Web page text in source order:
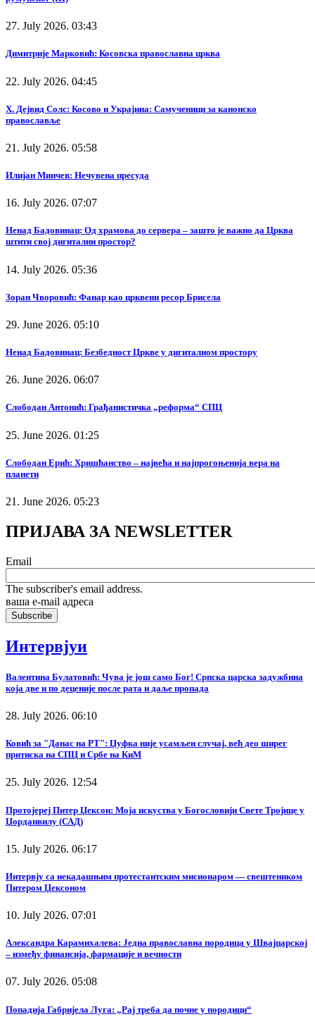
27. July 2026. 03:43
Димитрије Марковић: Косовска православна црква
22. July 2026. 04:45
Х. Дејвид Солс: Косово и Украјина: Самученици за канонско
православље
21. July 2026. 05:58
Илијан Минчев: Нечувена пресуда
16. July 2026. 07:07
Ненад Бадовинац: Од храмова до сервера – зашто је важно да Црква
штити свој дигитални простор?
14. July 2026. 05:36
Зоран Чворовић: Фанар као црквени ресор Брисела
29. June 2026. 05:10
Ненад Бадовинац: Безбедност Цркве у дигиталном простору
26. June 2026. 06:07
Слободан Антонић: Грађанистичка „реформа“ СПЦ
25. June 2026. 01:25
Слободан Ерић: Хришћанство – највећа и најпрогоњенија вера на
планети
21. June 2026. 05:23
ПРИЈАВА ЗА NEWSLETTER
Email
The subscriber's email address.
ваша е-mail адреса
Интервјуи
Валентина Булатовић: Чува је још само Бог! Српска царска задужбина
која две и по деценије после рата и даље пропада
28. July 2026. 06:10
Ковић за "Данас на РТ": Џуфка није усамљен случај, већ део ширег
притиска на СПЦ и Србе на КиМ
25. July 2026. 12:54
Протојереј Питер Џексон: Моја искуства у Богословији Свете Тројице у
Џорданвилу (САД)
15. July 2026. 06:17
Интервју са некадашњим протестантским мисионаром — свештеником
Питером Џексоном
10. July 2026. 07:01
Александра Карамихалева: Једна православна породица у Швајцарској
– између финансија, фармације и вечности
07. July 2026. 05:08
Попадија Габријела Луга: „Рај треба да почне у породици“